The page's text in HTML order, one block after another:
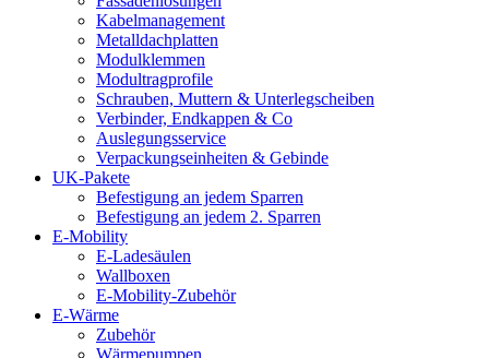
Kabelmanagement
Metalldachplatten
Modulklemmen
Modultragprofile
Schrauben, Muttern & Unterlegscheiben
Verbinder, Endkappen & Co
Auslegungsservice
Verpackungseinheiten & Gebinde
UK-Pakete
Befestigung an jedem Sparren
Befestigung an jedem 2. Sparren
E-Mobility
E-Ladesäulen
Wallboxen
E-Mobility-Zubehör
E-Wärme
Zubehör